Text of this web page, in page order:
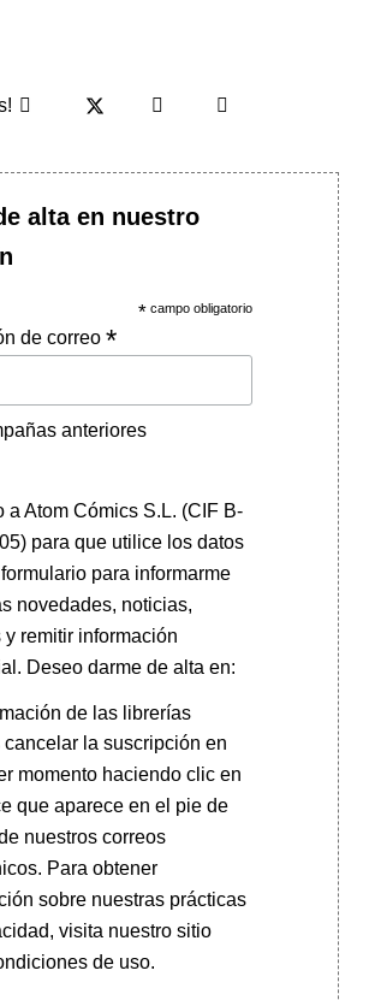
alta en nuestro
* campo obligatorio
de correo *
anteriores
a Atom Cómics S.L. (CIF B-
para que utilice los datos
para informarme
novedades, noticias,
y remitir información
Deseo darme de alta en:
de las librerías
cancelar la suscripción en
momento haciendo clic en
que aparece en el pie de
nuestros correos
Para obtener
sobre nuestras prácticas
visita nuestro sitio
de uso.